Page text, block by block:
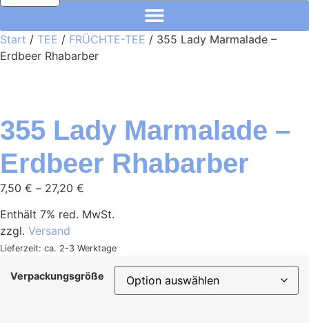
Start / TEE / FRÜCHTE-TEE / 355 Lady Marmalade –
Erdbeer Rhabarber
355 Lady Marmalade –
Erdbeer Rhabarber
7,50 € – 27,20 €
bis
Enthält 7% red. MwSt.
zzgl. Versand
Lieferzeit: ca. 2-3 Werktage
Verpackungsgröße